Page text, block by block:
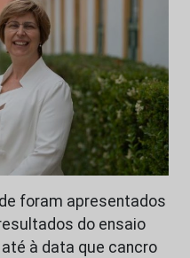
foram apresentados
do ensaio
à data que cancro